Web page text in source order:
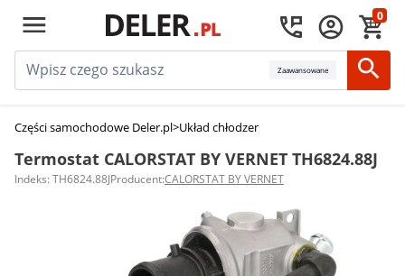
0
Zaawansowane
Części samochodowe Deler.pl>Układ chłodzenia silnika
Termostat CALORSTAT BY VERNET TH6824.88J
Indeks: TH6824.88JProducent:CALORSTAT BY VERNET